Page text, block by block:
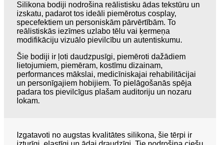
Silikona bodiji nodrošina reālistisku ādas tekstūru un
izskatu, padarot tos ideāli piemērotus cosplay,
specefektiem un personiskām pārvērtībām. To
reālistiskās iezīmes uzlabo tēlu vai ķermeņa
modifikāciju vizuālo pievilcību un autentiskumu.
Šie bodiji ir ļoti daudzpusīgi, piemēroti dažādiem
lietojumiem, piemēram, kostīmu dizainam,
performances mākslai, medicīniskajai rehabilitācijai
un personīgajiem hobijiem. To pielāgošanās spēja
padara tos pievilcīgus plašam auditoriju un nozaru
lokam.
Izgatavoti no augstas kvalitātes silikona, šie tērpi ir